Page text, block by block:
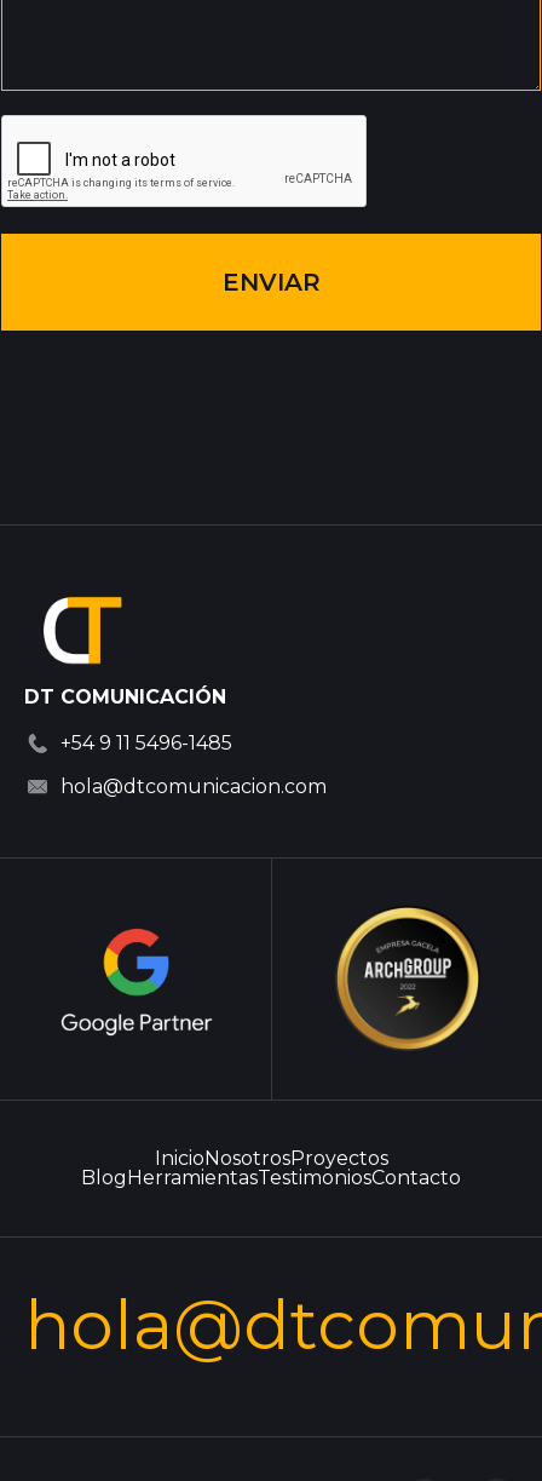
DT COMUNICACIÓN
+54 9 11 5496-1485
hola@dtcomunicacion.com
InicioNosotrosProyectos
BlogHerramientasTestimoniosContacto